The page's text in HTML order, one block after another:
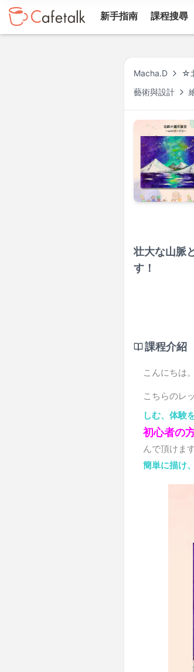
新手指南 課程搜尋
Macha.D
☆
藝術與設計
壮大な山脈
す！
課程介紹
こんにちは
こちらのレ
しむ、体験
初心者の
んで頂けま
簡単に描け